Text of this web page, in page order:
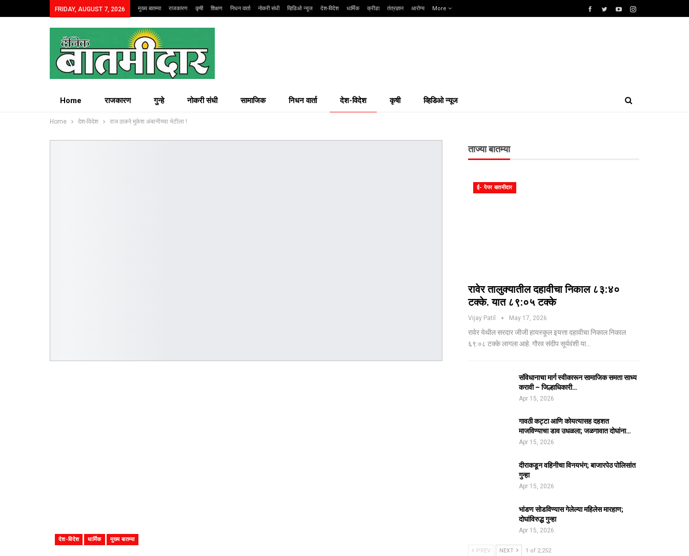
FRIDAY, AUGUST 7, 2026 मुख्य बातम्या राजकारण कृषी शिक्षण निधन वार्ता नोकरी संधी व्हिडिओ न्यूज देश-विदेश धार्मिक क्रीडा तंत्रज्ञान आरोग्य More
Home राजकारण गुन्हे नोकरी संधी सामाजिक निधन वार्ता देश-विदेश कृषी व्हिडिओ न्यूज
Home देश-विदेश राज ठाकरे मुकेश अंबानीच्या भेटीला !
देश-विदेश धार्मिक मुख्य बातम्या
ताज्या बातम्या
ई- पेपर बातमीदार
रावेर तालुक्यातील दहावीचा निकाल ८३:४०
टक्के. यात ८९:०५ टक्के
Vijay Patil May 17, 2026
रावेर येथील सरदार जीजी हायस्कूल इयत्ता दहावीचा निकाल निकाल
६९:०८ टक्के लागला आहे. गौरव संदीप सूर्यवंशी या…
संविधानाचा मार्ग स्वीकारून सामाजिक समता साध्य
करावी – जिल्हाधिकारी…
Apr 15, 2026
गावठी कट्टा आणि कोयत्यासह दहशत
माजविण्याचा डाव उधळला; जळगावात दोघांना…
Apr 15, 2026
दीराकडून वहिनीचा विनयभंग; बाजारपेठ पोलिसांत
गुन्हा
Apr 15, 2026
भांडण सोडविण्यास गेलेल्या महिलेस मारहाण;
दोघांविरुद्ध गुन्हा
Apr 15, 2026
PREV NEXT 1 of 2,252